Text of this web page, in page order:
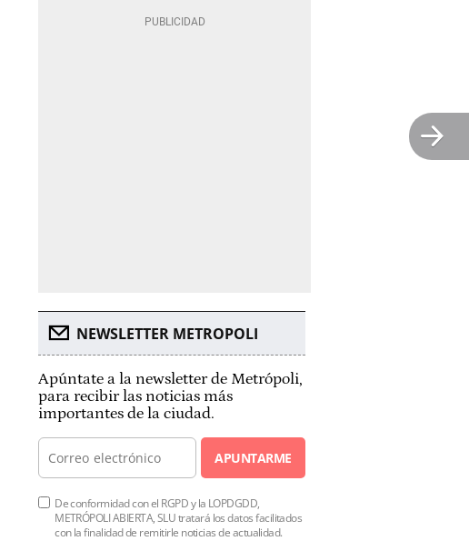
NEWSLETTER METROPOLI
Apúntate a la newsletter de Metrópoli,
para recibir las noticias más
importantes de la ciudad.
APUNTARME
De conformidad con el RGPD y la LOPDGDD,
METRÓPOLI ABIERTA, SLU tratará los datos facilitados
con la finalidad de remitirle noticias de actualidad.